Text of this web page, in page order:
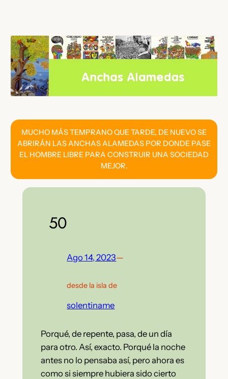
contenido
MUCHO MÁS TEMPRANO QUE TARDE, DE NUEVO SE
ABRIRÁN LAS ANCHAS ALAMEDAS POR DONDE PASE
EL HOMBRE LIBRE PARA CONSTRUIR UNA SOCIEDAD
MEJOR.
50
Ago 14, 2023—
desde la isla de
solentiname
Porqué, de repente, pasa, de un día
para otro. Así, exacto. Porqué la noche
antes no lo pensaba así, pero ahora es
como si siempre hubiera sido cierto